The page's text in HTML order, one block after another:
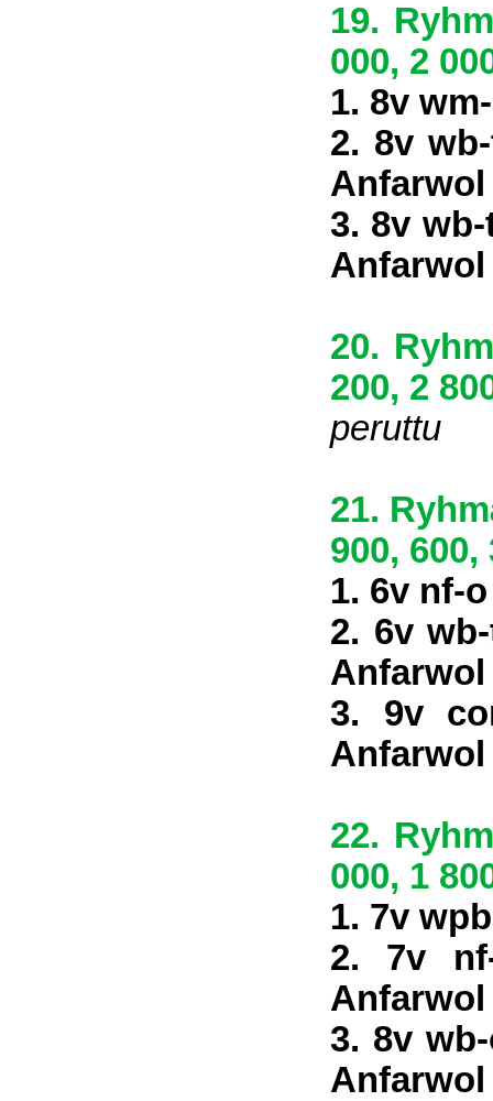
19.
000, 2
1. 8v
2. 8v
Anfarwol
3. 8v
Anfarwol
20.
200, 2
peruttu
21.
900, 600,
1. 6v nf-
2. 6v
Anfarwol
3. 9v
Anfarwol
22.
000, 1
1. 7v
2. 7v
Anfarwol
3. 8v
Anfarwol